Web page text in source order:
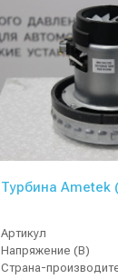
Артикул
Напряжение (В)
Страна-